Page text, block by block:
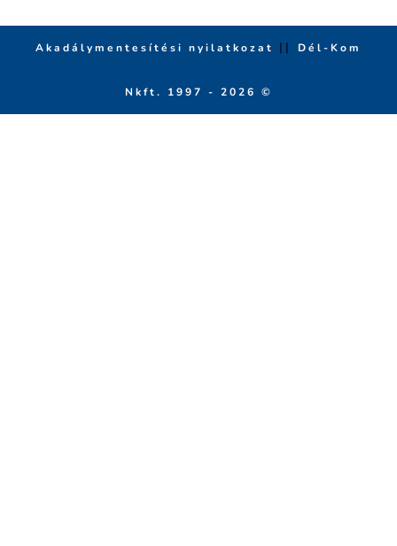
Akadálymentesítési nyilatkozat || Dél-Kom
Nkft. 1997 - 2026 ©